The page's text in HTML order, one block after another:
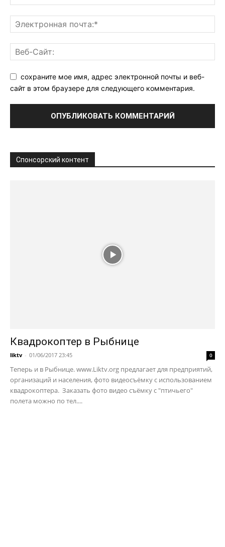
сохраните мое имя, адрес электронной почты и веб-
сайт в этом браузере для следующего комментария.
Спонсорский контент
Квадрокоптер в Рыбнице
liktv - 01/06/2017 23:45 0
Теперь и в Рыбнице. www.Liktv.org предлагает для предприятий,
организаций и населения, фото видеосъёмку с использованием
квадрокоптера. Заказать фото видео съёмку с "птичьего"
полета можно по тел....